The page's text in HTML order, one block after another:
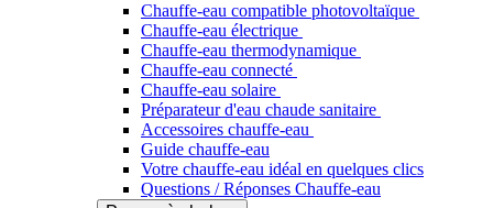
Chauffe-eau compatible photovoltaïque
Chauffe-eau électrique
Chauffe-eau thermodynamique
Chauffe-eau connecté
Chauffe-eau solaire
Préparateur d'eau chaude sanitaire
Accessoires chauffe-eau
Guide chauffe-eau
Votre chauffe-eau idéal en quelques clics
Questions / Réponses Chauffe-eau